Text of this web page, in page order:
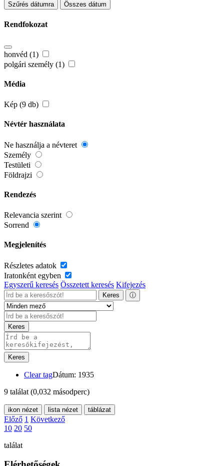
Szűrés dátumra Összes dátum
Rendfokozat
honvéd (1)
polgári személy (1)
Média
Kép (9 db)
Névtér használata
Ne használja a névteret
Személy
Testületi
Földrajzi
Rendezés
Relevancia szerint
Sorrend
Megjelenítés
Részletes adatok
Iratonként egyben
Egyszerű keresés Összetett keresés Kifejezés
Keres ⓘ
Keres
Keres
Clear tagDátum: 1935
9 találat (0,032 másodperc)
ikon nézet lista nézet táblázat
Előző 1 Következő
10 20 50
találat